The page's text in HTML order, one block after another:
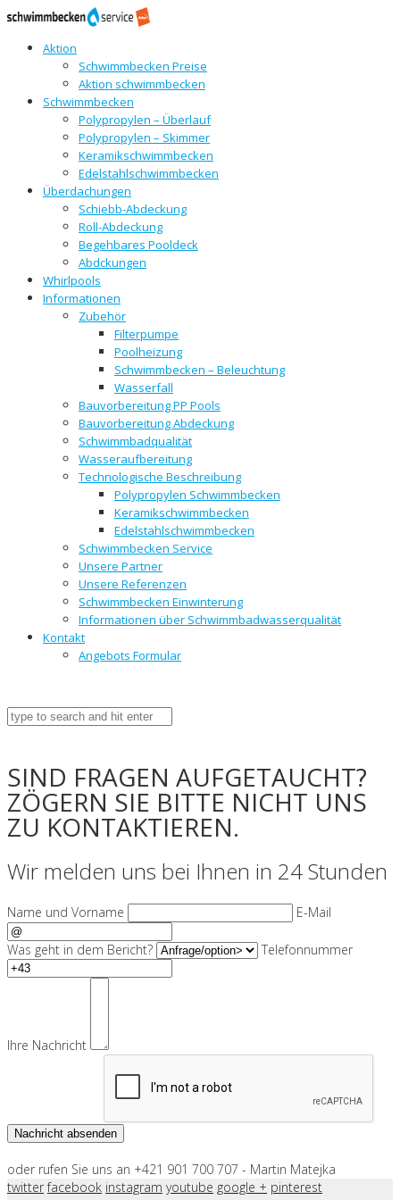
Aktion
Schwimmbecken Preise
Aktion schwimmbecken
Schwimmbecken
Polypropylen – Überlauf
Polypropylen – Skimmer
Keramikschwimmbecken
Edelstahlschwimmbecken
Überdachungen
Schiebb-Abdeckung
Roll-Abdeckung
Begehbares Pooldeck
Abdckungen
Whirlpools
Informationen
Zubehör
Filterpumpe
Poolheizung
Schwimmbecken – Beleuchtung
Wasserfall
Bauvorbereitung PP Pools
Bauvorbereitung Abdeckung
Schwimmbadqualität
Wasseraufbereitung
Technologische Beschreibung
Polypropylen Schwimmbecken
Keramikschwimmbecken
Edelstahlschwimmbecken
Schwimmbecken Service
Unsere Partner
Unsere Referenzen
Schwimmbecken Einwinterung
Informationen über Schwimmbadwasserqualität
Kontakt
Angebots Formular
SIND FRAGEN AUFGETAUCHT?
ZÖGERN SIE BITTE NICHT UNS
ZU KONTAKTIEREN.
Wir melden uns bei Ihnen in 24 Stunden
Name und Vorname E-Mail
Was geht in dem Bericht? Telefonnummer
Ihre Nachricht
oder rufen Sie uns an +421 901 700 707 - Martin Matejka
twitter facebook instagram youtube google + pinterest